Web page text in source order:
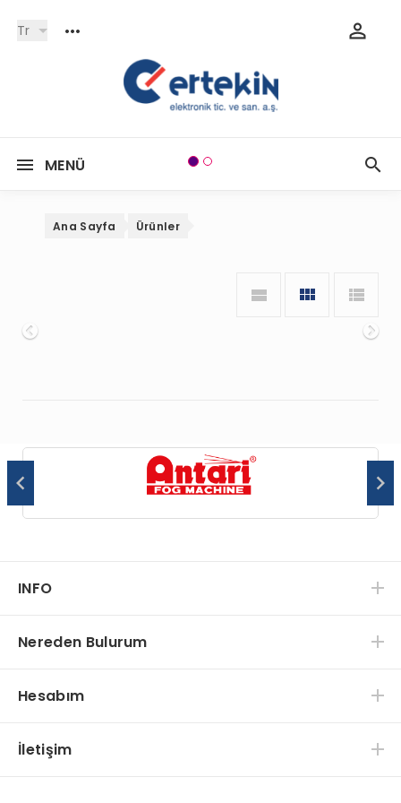
Tr
MENÜ
Onceki
Ana Sayfa Ürünler
INFO
Nereden Bulurum
Hesabım
İletişim